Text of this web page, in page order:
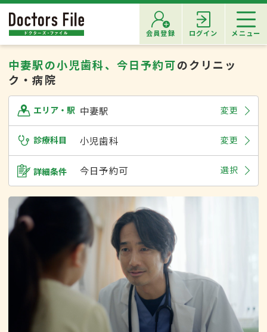
会員登録 ログイン メニュー
中妻駅の小児歯科、今日予約可のクリニッ
ク・病院
エリア・駅 中妻駅 変更
診療科目 小児歯科 変更
詳細条件 今日予約可 選択